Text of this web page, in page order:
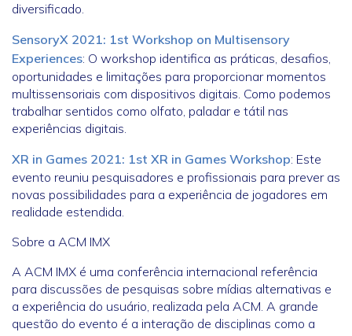
diversificado.
SensoryX 2021: 1st Workshop on Multisensory
Experiences: O workshop identifica as práticas, desafios,
oportunidades e limitações para proporcionar momentos
multissensoriais com dispositivos digitais. Como podemos
trabalhar sentidos como olfato, paladar e tátil nas
experiências digitais.
XR in Games 2021: 1st XR in Games Workshop: Este
evento reuniu pesquisadores e profissionais para prever as
novas possibilidades para a experiência de jogadores em
realidade estendida.
Sobre a ACM IMX
A ACM IMX é uma conferência internacional referência
para discussões de pesquisas sobre mídias alternativas e
a experiência do usuário, realizada pela ACM. A grande
questão do evento é a interação de disciplinas como a